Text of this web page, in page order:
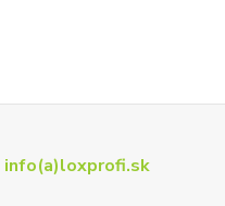
info(a)loxprofi.sk